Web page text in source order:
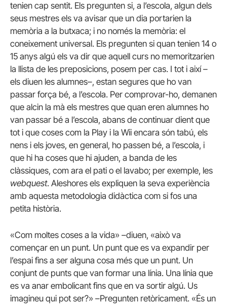
tenien cap sentit. Els pregunten si, a l’escola, algun dels
seus mestres els va avisar que un dia portarien la
memòria a la butxaca; i no només la memòria: el
coneixement universal. Els pregunten si quan tenien 14 o
15 anys algú els va dir que aquell curs no memoritzarien
la llista de les preposicions, posem per cas. I tot i així –
els diuen les alumnes–, estan segures que ho van
passar força bé, a l’escola. Per comprovar-ho, demanen
que alcin la mà els mestres que quan eren alumnes ho
van passar bé a l’escola, abans de continuar dient que
tot i que coses com la Play i la Wii encara són tabú, els
nens i els joves, en general, ho passen bé, a l’escola, i
que hi ha coses que hi ajuden, a banda de les
clàssiques, com ara el pati o el lavabo; per exemple, les
webquest. Aleshores els expliquen la seva experiència
amb aquesta metodologia didàctica com si fos una
petita història.
«Com moltes coses a la vida» –diuen, «això va
començar en un punt. Un punt que es va expandir per
l’espai fins a ser alguna cosa més que un punt. Un
conjunt de punts que van formar una línia. Una línia que
es va anar embolicant fins que en va sortir algú. Us
imagineu qui pot ser?» –Pregunten retòricament. «És un